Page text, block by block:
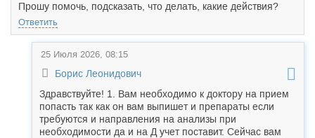
Прошу помочь, подсказать, что делать, какие действия?
Ответить
25 Июля 2026, 08:15
Борис Леонидович
Здравствуйте! 1. Вам необходимо к доктору на прием
попасть так как он вам выпишет и препараты если
требуются и направления на анализы при
необходимости да и на Д учет поставит. Сейчас вам